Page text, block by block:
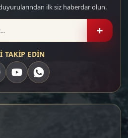
ilk siz haberdar olun.
+
TAKİP EDİN